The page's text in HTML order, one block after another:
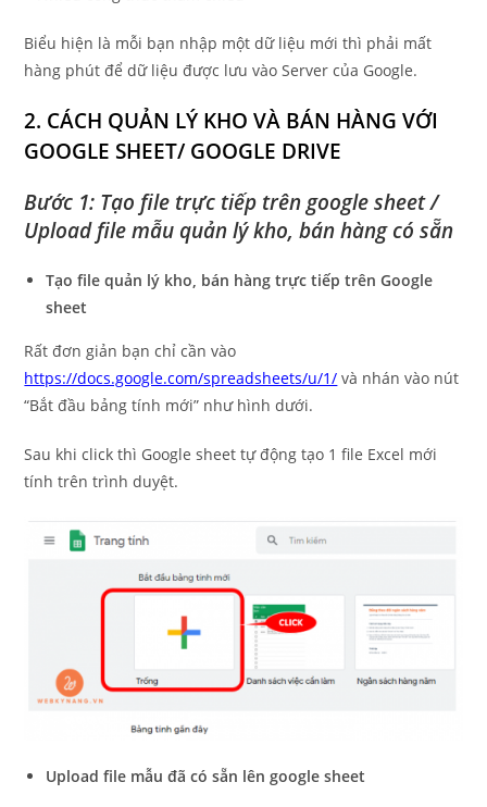
Biểu hiện là mỗi bạn nhập một dữ liệu mới thì phải mất
hàng phút để dữ liệu được lưu vào Server của Google.
2. CÁCH QUẢN LÝ KHO VÀ BÁN HÀNG VỚI
GOOGLE SHEET/ GOOGLE DRIVE
Bước 1: Tạo file trực tiếp trên google sheet /
Upload file mẫu quản lý kho, bán hàng có sẵn
Tạo file quản lý kho, bán hàng trực tiếp trên Google
sheet
Rất đơn giản bạn chỉ cần vào
https://docs.google.com/spreadsheets/u/1/ và nhán vào nút
“Bắt đầu bảng tính mới” như hình dưới.
Sau khi click thì Google sheet tự động tạo 1 file Excel mới
tính trên trình duyệt.
Upload file mẫu đã có sẵn lên google sheet